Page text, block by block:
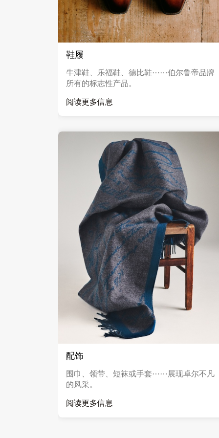
鞋履
牛津鞋、乐福鞋、德比鞋⋯⋯伯尔鲁帝品牌
所有的标志性产品。
阅读更多信息
配饰
围巾、领带、短袜或手套⋯⋯展现卓尔不凡
的风采。
阅读更多信息